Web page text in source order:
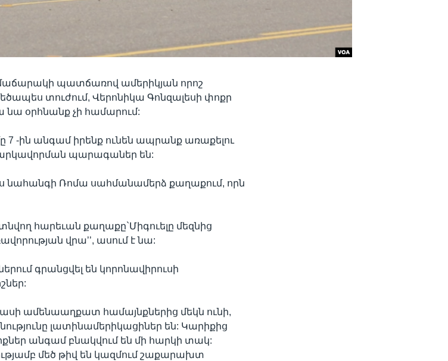
պատճառով ամերիկյան որոշ
տուժում, Վերոնիկա Գոնզալեսի փոքր
նա օրհնանք չի համարում:
7 -ին անգամ իրենք ունեն ապրանք առաքելու
պարագաներ են:
նահանգի Ռոմա սահմանամերձ քաղաքում, որն
հարեւան քաղաքը`Միգուելը մեզնից
վրա’’, ասում է նա:
գրանցվել են կորոնավիրուսի
ամենաաղքատ համայնքներից մեկն ունի,
լատինամերիկացիներ են: Կարիքից
անգամ բնակվում են մի հարկի տակ:
մեծ թիվ են կազմում շաքարախտ